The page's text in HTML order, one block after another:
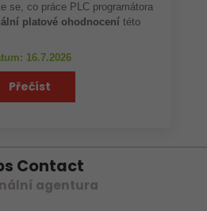
se, co práce PLC programátora
platové ohodnocení této
16.7.2026
Přečíst
Contact
agentura